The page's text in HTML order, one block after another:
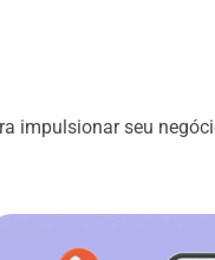
impulsionar seu